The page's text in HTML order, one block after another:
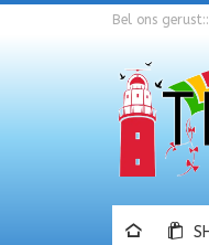
Bel ons gerust::